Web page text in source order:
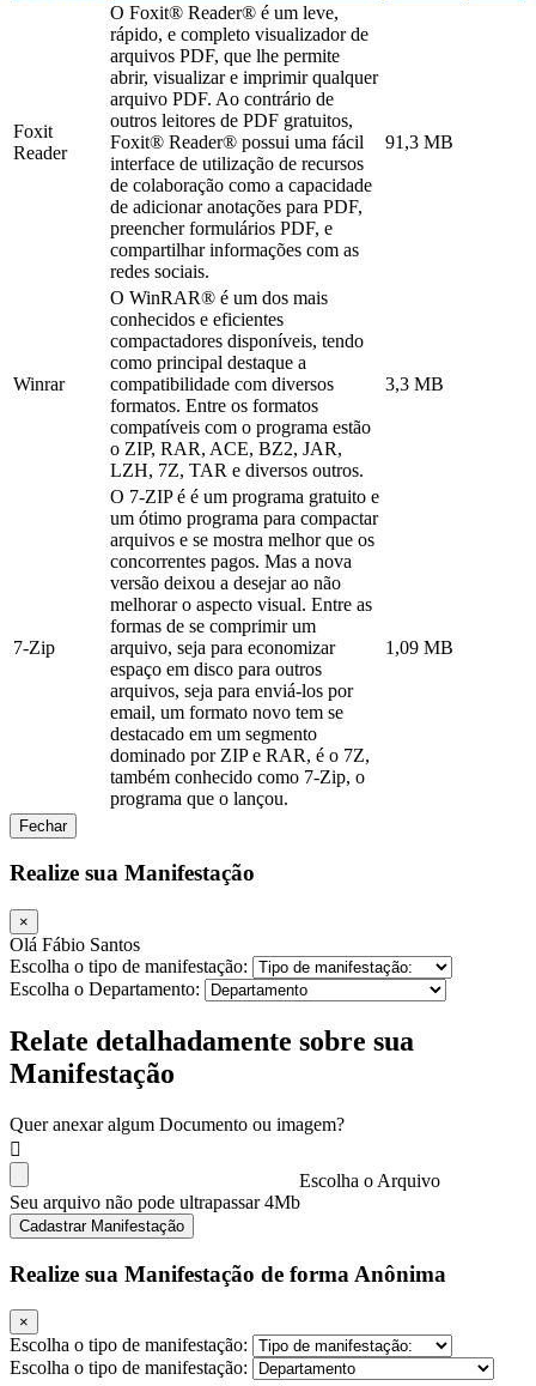
Foxit
Reader
O Foxit® Reader® é um leve,
rápido, e completo visualizador de
arquivos PDF, que lhe permite
abrir, visualizar e imprimir qualquer
arquivo PDF. Ao contrário de
outros leitores de PDF gratuitos,
Foxit® Reader® possui uma fácil
interface de utilização de recursos
de colaboração como a capacidade
de adicionar anotações para PDF,
preencher formulários PDF, e
compartilhar informações com as
redes sociais.
91,3 MB
Winrar
O WinRAR® é um dos mais
conhecidos e eficientes
compactadores disponíveis, tendo
como principal destaque a
compatibilidade com diversos
formatos. Entre os formatos
compatíveis com o programa estão
o ZIP, RAR, ACE, BZ2, JAR,
LZH, 7Z, TAR e diversos outros.
3,3 MB
7-Zip
O 7-ZIP é é um programa gratuito e
um ótimo programa para compactar
arquivos e se mostra melhor que os
concorrentes pagos. Mas a nova
versão deixou a desejar ao não
melhorar o aspecto visual. Entre as
formas de se comprimir um
arquivo, seja para economizar
espaço em disco para outros
arquivos, seja para enviá-los por
email, um formato novo tem se
destacado em um segmento
dominado por ZIP e RAR, é o 7Z,
também conhecido como 7-Zip, o
programa que o lançou.
1,09 MB
Fechar
Realize sua Manifestação
×
Olá Fábio Santos
Escolha o tipo de manifestação:
Escolha o Departamento:
Relate detalhadamente sobre sua
Manifestação
Quer anexar algum Documento ou imagem?
Escolha o Arquivo
Seu arquivo não pode ultrapassar 4Mb
Cadastrar Manifestação
Realize sua Manifestação de forma Anônima
×
Escolha o tipo de manifestação:
Escolha o tipo de manifestação: